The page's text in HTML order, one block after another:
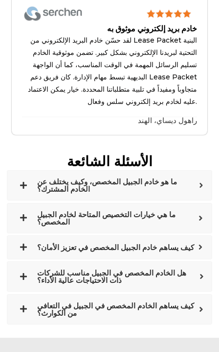
خادم بريد إلكتروني موثوق به
لقد حسّن خادم البريد الإلكتروني من Lease Packet البنية
التحتية لبريدنا الإلكتروني بشكل كبير. تضمن موثوقية الخادم
تسليم الرسائل المهمة في الوقت المناسب، كما أن الواجهة
البديهية تبسط مهام الإدارة. كان فريق دعم Lease Packet
متجاوباً ومفيداً في تلبية متطلباتنا المحددة. خيار يمكن الاعتماد
عليه لخادم بريد إلكتروني سلس وفعال.
راهول ديساي، الهند
الأسئلة الشائعة
ما هو خادم الجبيل المخصص، وكيف يختلف عن
الخادم المشترك؟
ما هي خيارات التخصيص المتاحة لخادم الجبيل
المخصص؟
كيف يساهم خادم الجبيل المخصص في تعزيز الأمان؟
هل الخادم المخصص في الجبيل مناسب للشركات
ذات الاحتياجات عالية الأداء؟
كيف يساهم الخادم المخصص في الجبيل في التعافي
من الكوارث؟